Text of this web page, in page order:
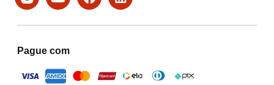
Pague com